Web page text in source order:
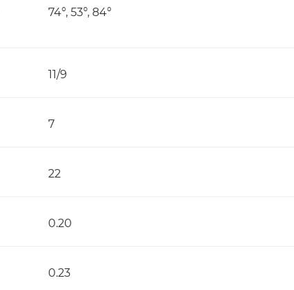
74°, 53°, 84°
11/9
7
22
0.20
0.23